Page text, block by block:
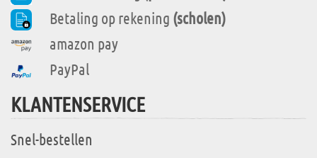
Betaling op rekening (scholen)
amazon pay
PayPal
KLANTENSERVICE
Snel-bestellen